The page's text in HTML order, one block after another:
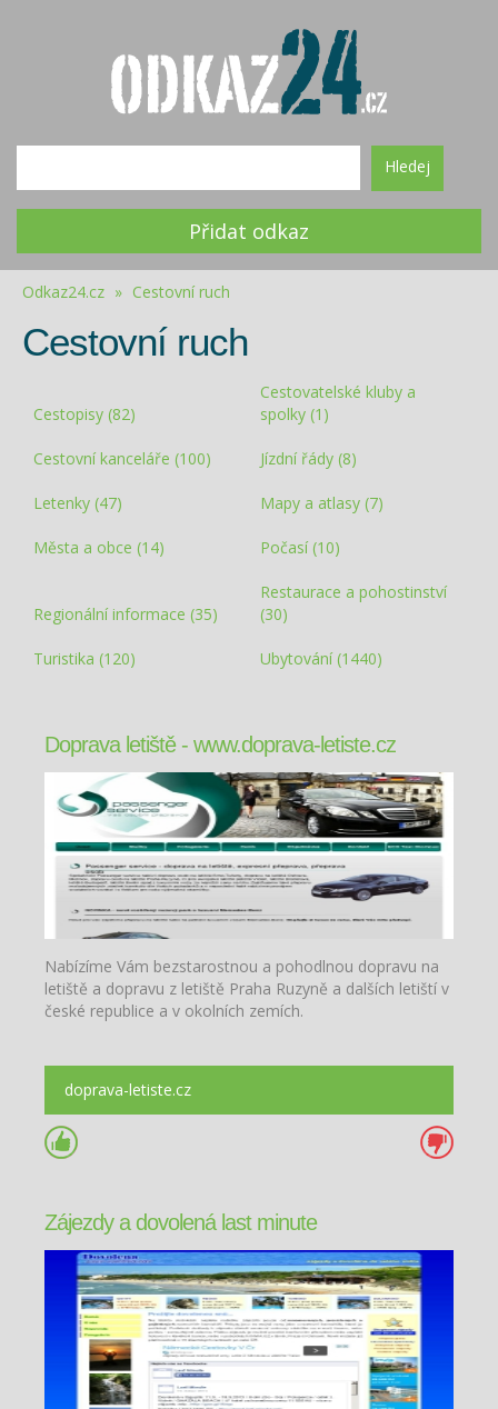
Hledej
Přidat odkaz
Odkaz24.cz » Cestovní ruch
Cestovní ruch
Cestopisy (82)
Cestovatelské kluby a
spolky (1)
Cestovní kanceláře (100) Jízdní řády (8)
Letenky (47) Mapy a atlasy (7)
Města a obce (14) Počasí (10)
Regionální informace (35)
Restaurace a pohostinství
(30)
Turistika (120) Ubytování (1440)
Doprava letiště - www.doprava-letiste.cz
Nabízíme Vám bezstarostnou a pohodlnou dopravu na
letiště a dopravu z letiště Praha Ruzyně a dalších letiští v
české republice a v okolních zemích.
doprava-letiste.cz
Zájezdy a dovolená last minute